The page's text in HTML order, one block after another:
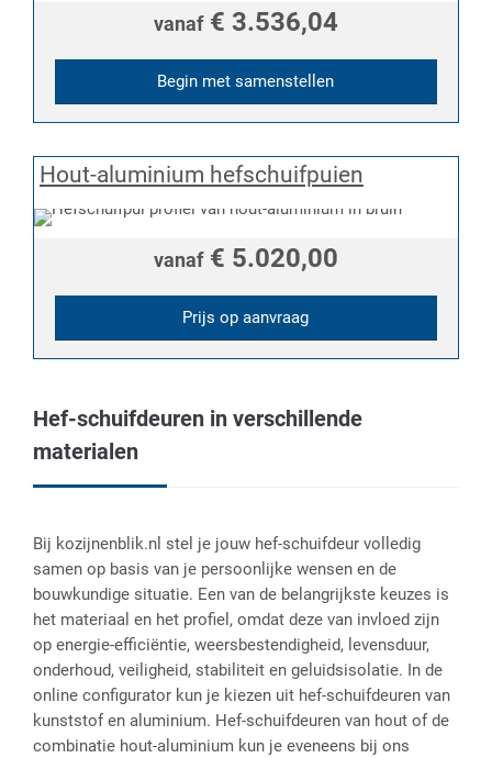
vanaf€ 3.536,04
Begin met samenstellen
Hout-aluminium hefschuifpuien
vanaf€ 5.020,00
Prijs op aanvraag
Hef-schuifdeuren in verschillende
materialen
Bij kozijnenblik.nl stel je jouw hef-schuifdeur volledig
samen op basis van je persoonlijke wensen en de
bouwkundige situatie. Een van de belangrijkste keuzes is
het materiaal en het profiel, omdat deze van invloed zijn
op energie-efficiëntie, weersbestendigheid, levensduur,
onderhoud, veiligheid, stabiliteit en geluidsisolatie. In de
online configurator kun je kiezen uit hef-schuifdeuren van
kunststof en aluminium. Hef-schuifdeuren van hout of de
combinatie hout-aluminium kun je eveneens bij ons